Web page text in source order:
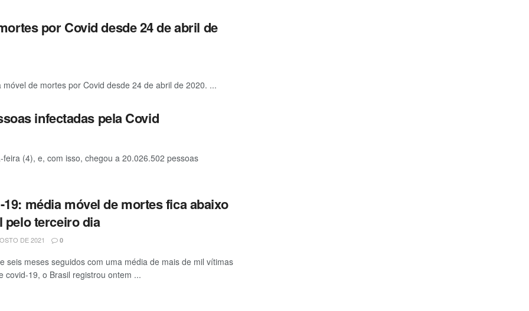
por Covid desde 24 de abril de
de mortes por Covid desde 24 de abril de 2020. ...
infectadas pela Covid
(4), e, com isso, chegou a 20.026.502 pessoas
19: média móvel de mortes fica abaixo
pelo terceiro dia
DE 2021 0
seis meses seguidos com uma média de mais de mil vítimas
covid-19, o Brasil registrou ontem ...